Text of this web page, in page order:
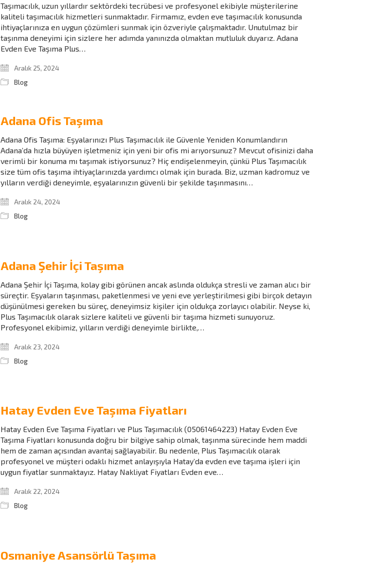
Taşımacılık, uzun yıllardır sektördeki tecrübesi ve profesyonel ekibiyle müşterilerine
kaliteli taşımacılık hizmetleri sunmaktadır. Firmamız, evden eve taşımacılık konusunda
ihtiyaçlarınıza en uygun çözümleri sunmak için özveriyle çalışmaktadır. Unutulmaz bir
taşınma deneyimi için sizlere her adımda yanınızda olmaktan mutluluk duyarız. Adana
Evden Eve Taşıma Plus…
Aralık 25, 2024
Blog
Adana Ofis Taşıma
Adana Ofis Taşıma: Eşyalarınızı Plus Taşımacılık ile Güvenle Yeniden Konumlandırın
Adana’da hızla büyüyen işletmeniz için yeni bir ofis mi arıyorsunuz? Mevcut ofisinizi daha
verimli bir konuma mı taşımak istiyorsunuz? Hiç endişelenmeyin, çünkü Plus Taşımacılık
size tüm ofis taşıma ihtiyaçlarınızda yardımcı olmak için burada. Biz, uzman kadromuz ve
yılların verdiği deneyimle, eşyalarınızın güvenli bir şekilde taşınmasını…
Aralık 24, 2024
Blog
Adana Şehir İçi Taşıma
Adana Şehir İçi Taşıma, kolay gibi görünen ancak aslında oldukça stresli ve zaman alıcı bir
süreçtir. Eşyaların taşınması, paketlenmesi ve yeni eve yerleştirilmesi gibi birçok detayın
düşünülmesi gereken bu süreç, deneyimsiz kişiler için oldukça zorlayıcı olabilir. Neyse ki,
Plus Taşımacılık olarak sizlere kaliteli ve güvenli bir taşıma hizmeti sunuyoruz.
Profesyonel ekibimiz, yılların verdiği deneyimle birlikte,…
Aralık 23, 2024
Blog
Hatay Evden Eve Taşıma Fiyatları
Hatay Evden Eve Taşıma Fiyatları ve Plus Taşımacılık (05061464223) Hatay Evden Eve
Taşıma Fiyatları konusunda doğru bir bilgiye sahip olmak, taşınma sürecinde hem maddi
hem de zaman açısından avantaj sağlayabilir. Bu nedenle, Plus Taşımacılık olarak
profesyonel ve müşteri odaklı hizmet anlayışıyla Hatay’da evden eve taşıma işleri için
uygun fiyatlar sunmaktayız. Hatay Nakliyat Fiyatları Evden eve…
Aralık 22, 2024
Blog
Osmaniye Asansörlü Taşıma